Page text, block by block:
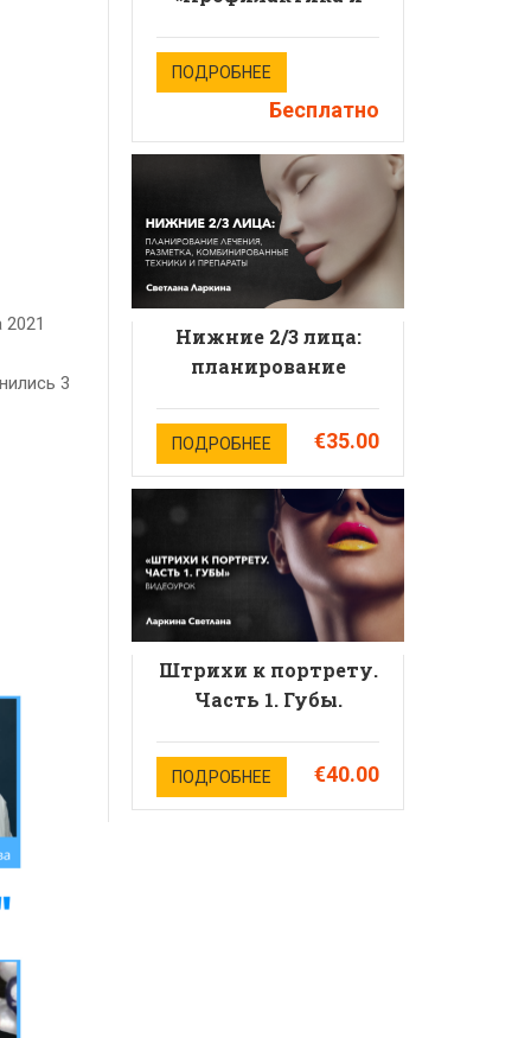
3
осложнений. Работа
в интересах
безопасности
пациента
эстетической
медицины».
ПОДРОБНЕЕ
Бесплатно
Нижние 2/3 лица:
планирование
комбинированные
техники и
препараты.Спикер:
Светлана Ларкина
ПОДРОБНЕЕ €35.00
Штрихи к портрету.
Часть 1. Губы.
Ларкина
ПОДРОБНЕЕ €40.00